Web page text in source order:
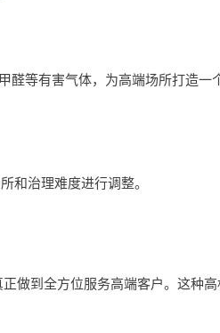
醛等有害气体，为高端场所打造一
和治理难度进行调整。
做到全方位服务高端客户。这种